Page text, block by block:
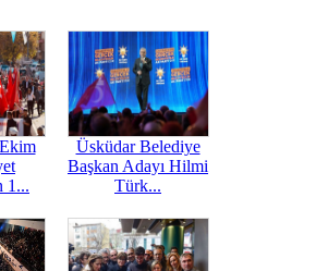
1...
Üsküdar Belediye
Başkan Adayı Hilmi
Türk...